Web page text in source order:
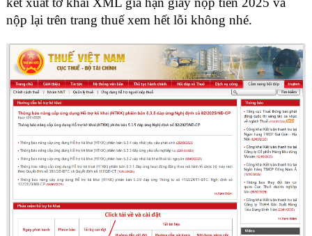
nộp lại trên trang thuế xem hết lỗi không nhé.